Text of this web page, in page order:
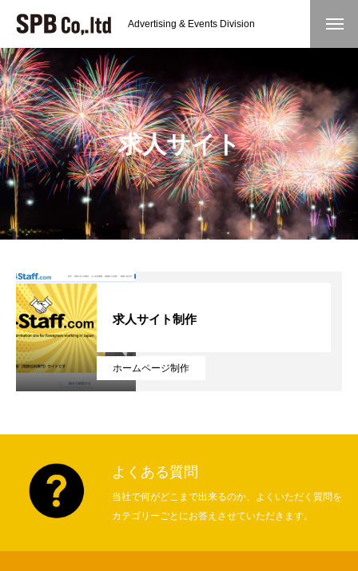
Advertising & Events Division
ホーム
求人サイト
ホームページ制作
求人サイト制作
よくある質問
当社で何がどこまで出来るのか、よくいただく質問を
カテゴリーごとにお答えさせていただきます。